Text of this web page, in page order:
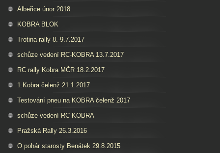
Albeřice únor 2018
KOBRA BLOK
Trotina rally 8.-9.7.2017
schůze vedení RC-KOBRA 13.7.2017
RC rally Kobra MČR 18.2.2017
1.Kobra čelenž 21.1.2017
Testování pneu na KOBRA čelenž 2017
schůze vedení RC-KOBRA
Pražská Rally 26.3.2016
O pohár starosty Benátek 29.8.2015